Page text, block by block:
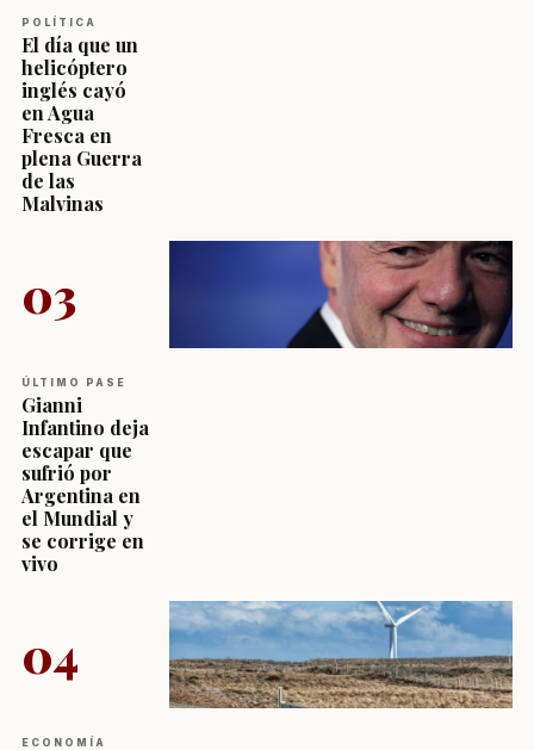
POLÍTICA
El día que un
helicóptero
inglés cayó
en Agua
Fresca en
plena Guerra
de las
Malvinas
03
ÚLTIMO PASE
Gianni
Infantino deja
escapar que
sufrió por
Argentina en
el Mundial y
se corrige en
vivo
04
ECONOMÍA